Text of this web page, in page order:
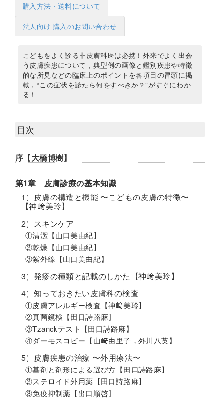
購入方法・送料について
法人向け 購入のお問い合わせ
こどもをよく診る非皮膚科医は必携！外来でよく出会
う皮膚疾患について，典型例の画像と鑑別疾患や特徴
的な所見などの臨床上のポイントを各項目の冒頭に掲
載，“この症状を診たら何をすべきか？”がすぐにわか
る！
目次
序【大橋博樹】
第1章 皮膚診療の基本知識
1）皮膚の構造と機能 〜こどもの皮膚の特徴〜
【神﨑美玲】
2）スキンケア
①清潔【山口美由紀】
②乾燥【山口美由紀】
③紫外線【山口美由紀】
3）発疹の種類と記載のしかた【神﨑美玲】
4）知っておきたい皮膚科の検査
①皮膚アレルギー検査【神﨑美玲】
②真菌鏡検【田口詩路麻】
③Tzanckテスト【田口詩路麻】
④ダーモスコピー【山﨑由里子，外川八英】
5）皮膚疾患の治療 〜外用療法〜
①基剤と剤形による選び方【田口詩路麻】
②ステロイド外用薬【田口詩路麻】
③免疫抑制薬【出口順啓】